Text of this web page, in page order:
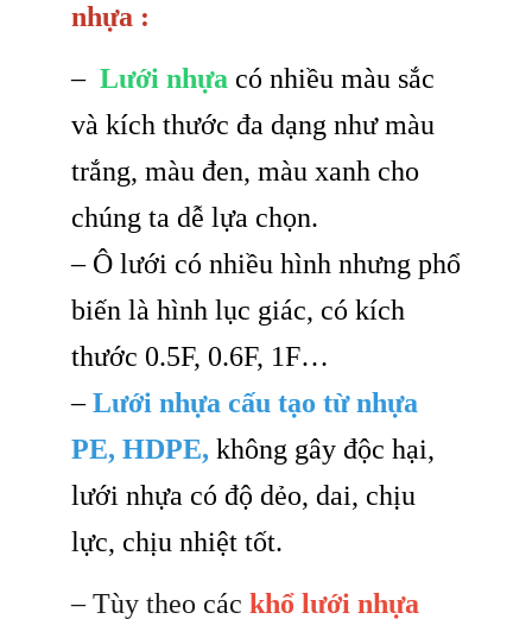
nhựa :
– Lưới nhựa có nhiều màu sắc
và kích thước đa dạng như màu
trắng, màu đen, màu xanh cho
chúng ta dễ lựa chọn.
– Ô lưới có nhiều hình nhưng phổ
biến là hình lục giác, có kích
thước 0.5F, 0.6F, 1F…
–Lưới nhựa cấu tạo từ nhựa
PE, HDPE, không gây độc hại,
lưới nhựa có độ dẻo, dai, chịu
lực, chịu nhiệt tốt.
– Tùy theo các khổ lưới nhựa